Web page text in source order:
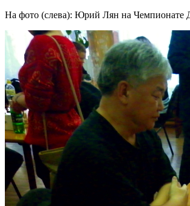
На фото (слева): Юрий Лян на Чемпионате